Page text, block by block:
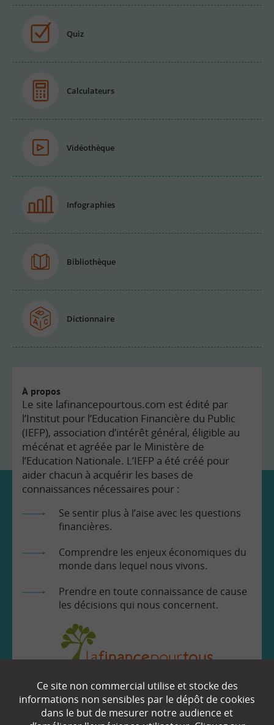
Quiz
Calculateurs
Vidéothèque
Infographies
Bibliothèque
Dictionnaire
À propos
Le site lafinancepourtous.com est édité par
l’Institut pour l’Education Financière du Public
(IEFP), association d’intérêt général, éligible au
mécénat et agréée par le Ministère de
l’Education Nationale. L’IEFP a été créé pour
aider chacun à acquérir les bases de
connaissances nécessaires pour :
Se sentir plus à l’aise avec les questions
financières.
Comprendre les enjeux économiques du
monde dans lequel nous vivons.
Prendre en toute connaissance de cause
les décisions qui nous concernent.
EN SAVOIR
Ce site non commercial utilise et stocke des
informations non sensibles par le dépôt de cookies
dans le but de mesurer notre audience et